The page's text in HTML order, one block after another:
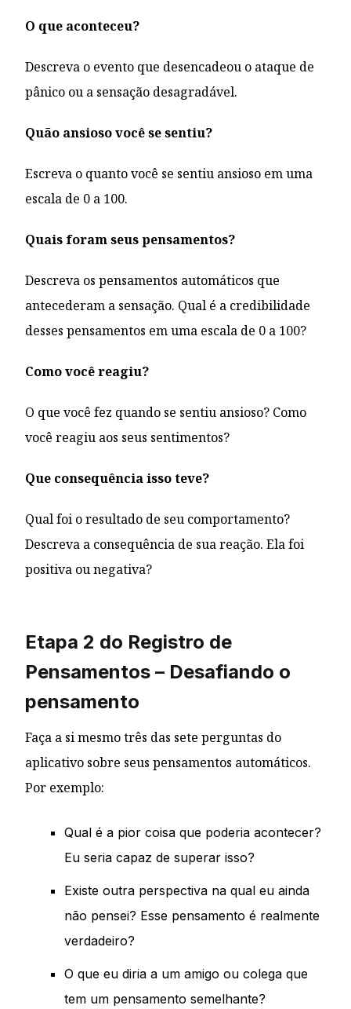
O que aconteceu?
Descreva o evento que desencadeou o ataque de
pânico ou a sensação desagradável.
Quão ansioso você se sentiu?
Escreva o quanto você se sentiu ansioso em uma
escala de 0 a 100.
Quais foram seus pensamentos?
Descreva os pensamentos automáticos que
antecederam a sensação. Qual é a credibilidade
desses pensamentos em uma escala de 0 a 100?
Como você reagiu?
O que você fez quando se sentiu ansioso? Como
você reagiu aos seus sentimentos?
Que consequência isso teve?
Qual foi o resultado de seu comportamento?
Descreva a consequência de sua reação. Ela foi
positiva ou negativa?
Etapa 2 do Registro de
Pensamentos – Desafiando o
pensamento
Faça a si mesmo três das sete perguntas do
aplicativo sobre seus pensamentos automáticos.
Por exemplo:
Qual é a pior coisa que poderia acontecer?
Eu seria capaz de superar isso?
Existe outra perspectiva na qual eu ainda
não pensei? Esse pensamento é realmente
verdadeiro?
O que eu diria a um amigo ou colega que
tem um pensamento semelhante?